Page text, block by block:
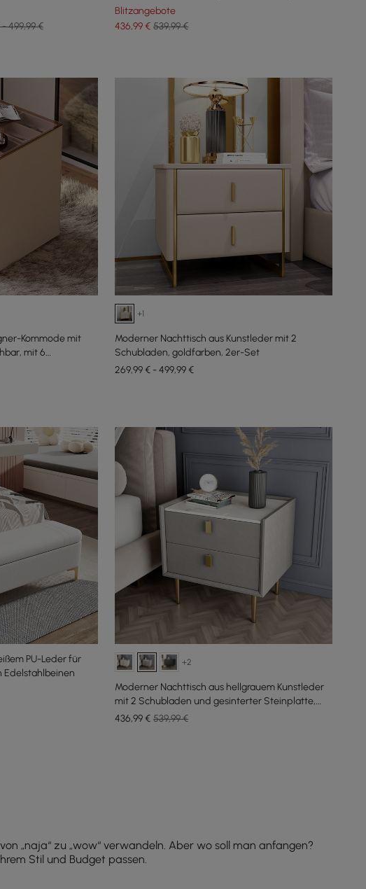
499,99 €
2er-Set
Blitzangebote
436,99€ 539,99 €
Kommode mit
mit 6
+1
Moderner Nachttisch aus Kunstleder mit 2
Schubladen, goldfarben, 2er-Set
269,99 € - 499,99 €
PU-Leder für
Edelstahlbeinen
+2
Moderner Nachttisch aus hellgrauem Kunstleder
mit 2 Schubladen und gesinterter Steinplatte,
2er-Set
436,99€ 539,99 €
„naja“ zu „wow“ verwandeln. Aber wo soll man anfangen?
Stil und Budget passen.